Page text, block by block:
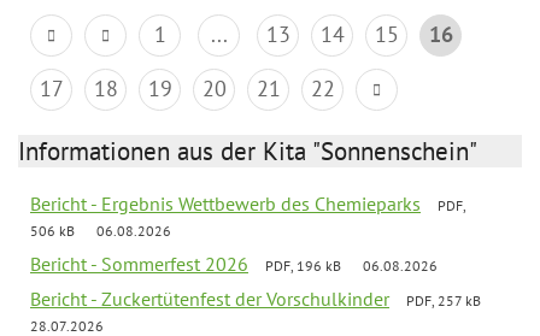
1 ... 13 14 15
16
17
18 19 20 21 22
Informationen aus der Kita "Sonnenschein"
Bericht - Ergebnis Wettbewerb des Chemieparks
PDF,
506 kB
06.08.2026
Bericht - Sommerfest 2026 PDF, 196 kB 06.08.2026
Bericht - Zuckertütenfest der Vorschulkinder
PDF, 257 kB
28.07.2026